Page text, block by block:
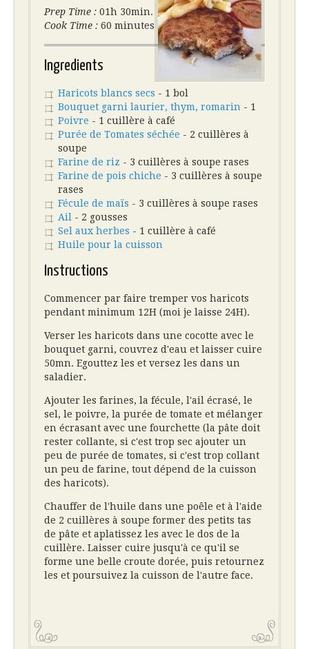
Prep Time : 01h 30min.
Cook Time : 60 minutes
Ingredients
Haricots blancs secs - 1 bol
Bouquet garni laurier, thym, romarin - 1
Poivre - 1 cuillère à café
Purée de Tomates séchée - 2 cuillères à
soupe
Farine de riz - 3 cuillères à soupe rases
Farine de pois chiche - 3 cuillères à soupe
rases
Fécule de maïs - 3 cuillères à soupe rases
Ail - 2 gousses
Sel aux herbes - 1 cuillère à café
Huile pour la cuisson
Instructions
Commencer par faire tremper vos haricots
pendant minimum 12H (moi je laisse 24H).
Verser les haricots dans une cocotte avec le
bouquet garni, couvrez d'eau et laisser cuire
50mn. Egouttez les et versez les dans un
saladier.
Ajouter les farines, la fécule, l'ail écrasé, le
sel, le poivre, la purée de tomate et mélanger
en écrasant avec une fourchette (la pâte doit
rester collante, si c'est trop sec ajouter un
peu de purée de tomates, si c'est trop collant
un peu de farine, tout dépend de la cuisson
des haricots).
Chauffer de l'huile dans une poêle et à l'aide
de 2 cuillères à soupe former des petits tas
de pâte et aplatissez les avec le dos de la
cuillère. Laisser cuire jusqu'à ce qu'il se
forme une belle croute dorée, puis retournez
les et poursuivez la cuisson de l'autre face.